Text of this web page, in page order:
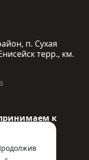
п. Сухая
терр., км.
к